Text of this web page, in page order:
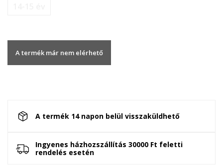
A termék már nem elérhető
A termék 14 napon belül visszaküldhető
Ingyenes házhozszállítás 30000 Ft feletti
rendelés esetén